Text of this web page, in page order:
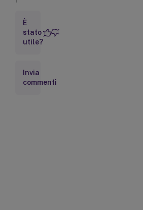
chiave
sistema
È
stato
utile?
Invia
commenti